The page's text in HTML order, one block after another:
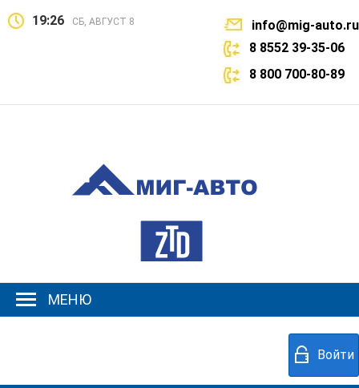
19:26 СБ, АВГУСТ 8
info@mig-auto.ru
8 8552 39-35-06
8 800 700-80-89
МЕНЮ
Войти